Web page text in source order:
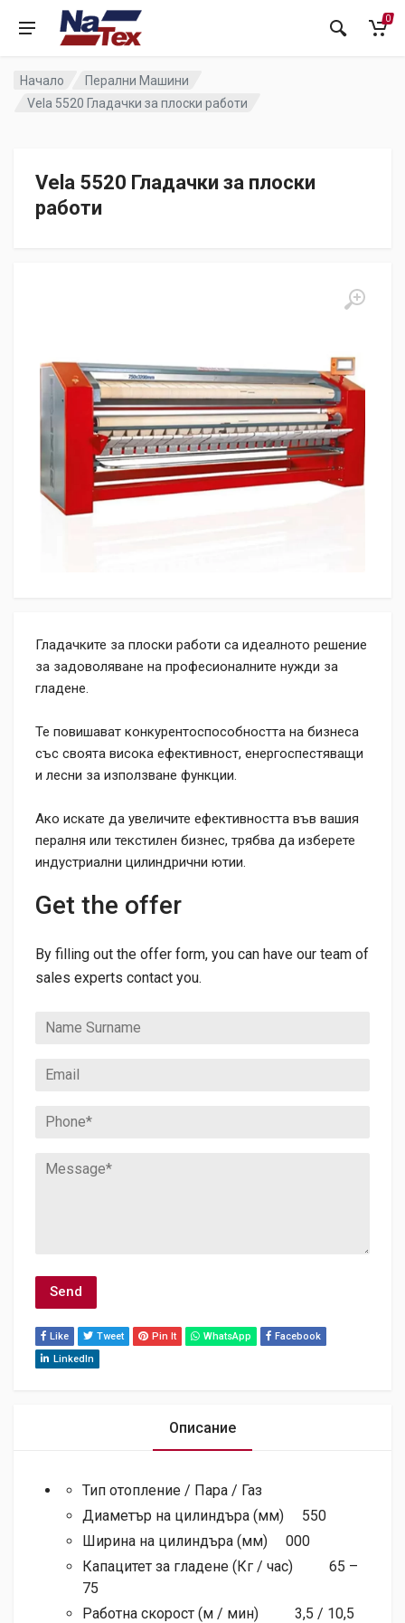
0
Начало
Перални Машини
Vela 5520 Гладачки за плоски работи
Vela 5520 Гладачки за плоски
работи
Гладачките за плоски работи са идеалното решение
за задоволяване на професионалните нужди за
гладене.
Те повишават конкурентоспособността на бизнеса
със своята висока ефективност, енергоспестяващи
и лесни за използване функции.
Ако искате да увеличите ефективността във вашия
пералня или текстилен бизнес, трябва да изберете
индустриални цилиндрични ютии.
Get the offer
By filling out the offer form, you can have our team of
sales experts contact you.
Like Tweet Pin It WhatsApp
Facebook
LinkedIn
Описание
Тип отопление / Пара / Газ
Диаметър на цилиндъра (мм) 550
Ширина на цилиндъра (мм) 000
Капацитет за гладене (Кг / час) 65 –
75
Работна скорост (м / мин) 3,5 / 10,5